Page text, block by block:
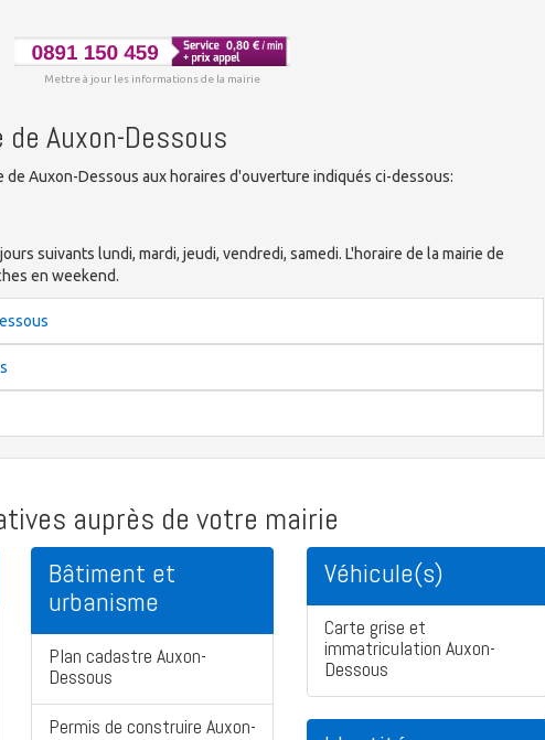
Mettre à jour les informations de la mairie
Auxon-Dessous
de Auxon-Dessous aux horaires d'ouverture indiqués ci-dessous:
suivants lundi, mardi, jeudi, vendredi, samedi. L'horaire de la mairie de
en weekend.
auprès de votre mairie
Bâtiment et
urbanisme
Plan cadastre Auxon-
Dessous
Permis de construire Auxon-
Véhicule(s)
Carte grise et
immatriculation Auxon-
Dessous